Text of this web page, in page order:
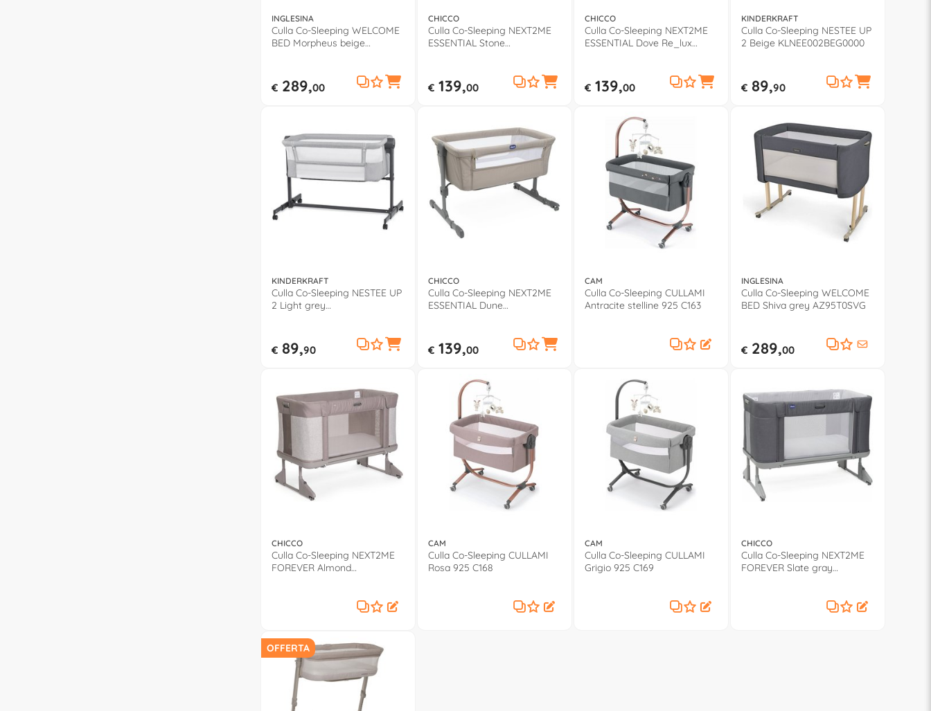
INGLESINA
Culla Co-Sleeping WELCOME
BED Morpheus beige
€289,00
CHICCO
Culla Co-Sleeping NEXT2ME
ESSENTIAL Stone
€139,00
CHICCO
Culla Co-Sleeping NEXT2ME
ESSENTIAL Dove Re_lux
€139,00
KINDERKRAFT
Culla Co-Sleeping NESTEE UP
2 Beige KLNEE002BEG0000
€89,90
KINDERKRAFT
Culla Co-Sleeping NESTEE UP
2 Light grey
€89,90
CHICCO
Culla Co-Sleeping NEXT2ME
ESSENTIAL Dune
€139,00
CAM
Culla Co-Sleeping CULLAMI
Antracite stelline 925 C163
INGLESINA
Culla Co-Sleeping WELCOME
BED Shiva grey AZ95T0SVG
€289,00
CHICCO
Culla Co-Sleeping NEXT2ME
FOREVER Almond
CAM
Culla Co-Sleeping CULLAMI
Rosa 925 C168
CAM
Culla Co-Sleeping CULLAMI
Grigio 925 C169
CHICCO
Culla Co-Sleeping NEXT2ME
FOREVER Slate gray
OFFERTA